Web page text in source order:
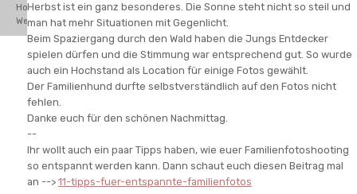
Herbst ist ein ganz besonderes. Die Sonne steht nicht so steil und
man hat mehr Situationen mit Gegenlicht.
Beim Spaziergang durch den Wald haben die Jungs Entdecker
spielen dürfen und die Stimmung war entsprechend gut. So wurde
auch ein Hochstand als Location für einige Fotos gewählt.
Der Familienhund durfte selbstverständlich auf den Fotos nicht
fehlen.
Danke euch für den schönen Nachmittag.
--
Ihr wollt auch ein paar Tipps haben, wie euer Familienfotoshooting
so entspannt werden kann. Dann schaut euch diesen Beitrag mal
an --> 11-tipps-fuer-entspannte-familienfotos
Hochzeitsfotograf Hamburg, Hochzeitsfotograf München. Destination
Wedding Photographer.